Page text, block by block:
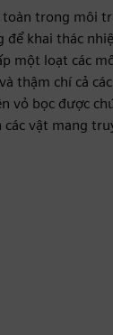
trong môi
để khai thác
một loạt các
thậm chí cả
vỏ bọc được
vật mang